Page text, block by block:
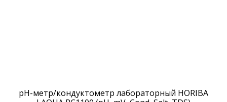
pH-метр/кондуктометр лабораторный HORIBA